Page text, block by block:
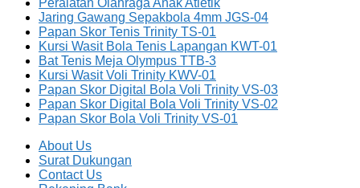
Peralatan Olahraga Anak Atletik
Jaring Gawang Sepakbola 4mm JGS-04
Papan Skor Tenis Trinity TS-01
Kursi Wasit Bola Tenis Lapangan KWT-01
Bat Tenis Meja Olympus TTB-3
Kursi Wasit Voli Trinity KWV-01
Papan Skor Digital Bola Voli Trinity VS-03
Papan Skor Digital Bola Voli Trinity VS-02
Papan Skor Bola Voli Trinity VS-01
About Us
Surat Dukungan
Contact Us